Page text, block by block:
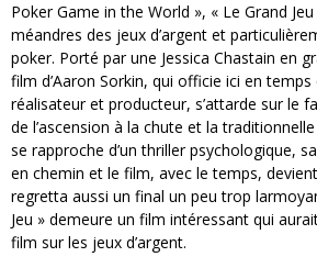
Poker Game in the World », « Le Grand
méandres des jeux d’argent et
poker. Porté par une Jessica Chastain en
film d’Aaron Sorkin, qui officie ici en
réalisateur et producteur, s’attarde sur le
de l’ascension à la chute et la
se rapproche d’un thriller psychologique,
en chemin et le film, avec le temps,
regretta aussi un final un peu trop
Jeu » demeure un film intéressant qui
film sur les jeux d’argent.